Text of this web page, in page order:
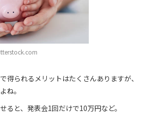
得られるメリットはたくさんありますが、
ね。
ると、発表会1回だけで10万円など。